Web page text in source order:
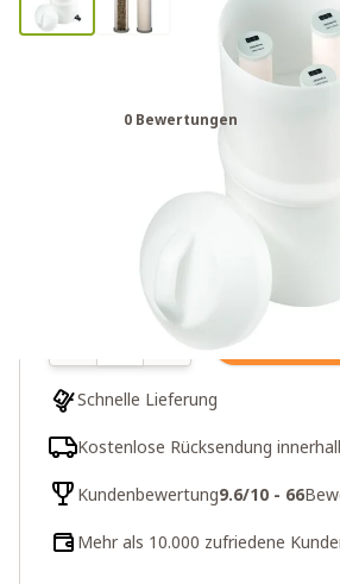
Katadyn Drip
0 Bewertungen
In den
Schnelle Lieferung
Kostenlose Rücksendung
Kundenbewertung9.6/10 - 66
Mehr als 10.000 zufriedene